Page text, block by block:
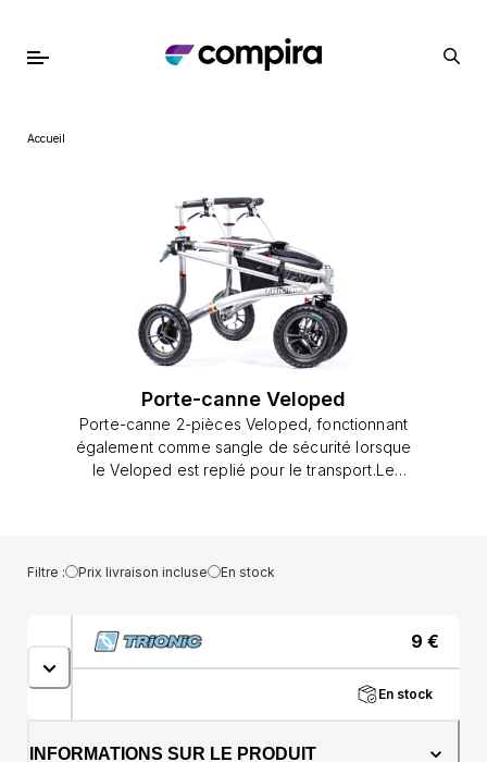
Accueil
Porte-canne Veloped
Porte-canne 2-pièces Veloped, fonctionnant
également comme sangle de sécurité lorsque
le Veloped est replié pour le transport.Le
Filtre : Prix livraison incluse En stock
9 €
En stock
INFORMATIONS SUR LE PRODUIT